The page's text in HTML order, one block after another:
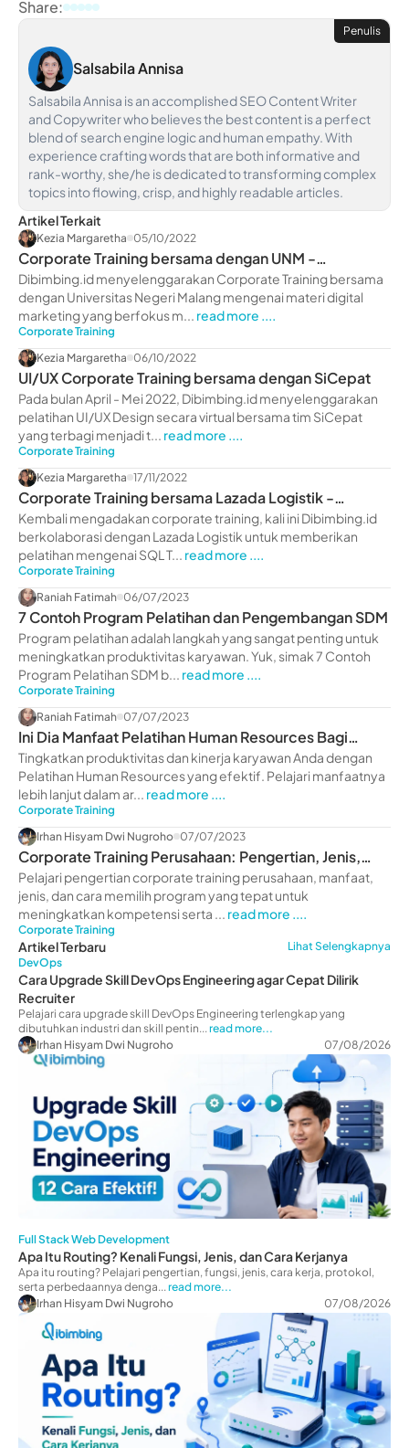
Share:
Penulis
Salsabila Annisa
Salsabila Annisa is an accomplished SEO Content Writer
and Copywriter who believes the best content is a perfect
blend of search engine logic and human empathy. With
experience crafting words that are both informative and
rank-worthy, she/he is dedicated to transforming complex
topics into flowing, crisp, and highly readable articles.
Artikel Terkait
Kezia Margaretha 05/10/2022
Corporate Training bersama dengan UNM -
dibimbing.id
Dibimbing.id menyelenggarakan Corporate Training bersama
dengan Universitas Negeri Malang mengenai materi digital
marketing yang berfokus m...
read more ....
Corporate Training
Kezia Margaretha 06/10/2022
UI/UX Corporate Training bersama dengan SiCepat
Pada bulan April - Mei 2022, Dibimbing.id menyelenggarakan
pelatihan UI/UX Design secara virtual bersama tim SiCepat
yang terbagi menjadi t...
read more ....
Corporate Training
Kezia Margaretha 17/11/2022
Corporate Training bersama Lazada Logistik -
dibimbing.id
Kembali mengadakan corporate training, kali ini Dibimbing.id
berkolaborasi dengan Lazada Logistik untuk memberikan
pelatihan mengenai SQL T...
read more ....
Corporate Training
Raniah Fatimah 06/07/2023
7 Contoh Program Pelatihan dan Pengembangan SDM
Program pelatihan adalah langkah yang sangat penting untuk
meningkatkan produktivitas karyawan. Yuk, simak 7 Contoh
Program Pelatihan SDM b...
read more ....
Corporate Training
Raniah Fatimah 07/07/2023
Ini Dia Manfaat Pelatihan Human Resources Bagi
Perusahaan
Tingkatkan produktivitas dan kinerja karyawan Anda dengan
Pelatihan Human Resources yang efektif. Pelajari manfaatnya
lebih lanjut dalam ar...
read more ....
Corporate Training
Irhan Hisyam Dwi Nugroho 07/07/2023
Corporate Training Perusahaan: Pengertian, Jenis,
Manfaat
Pelajari pengertian corporate training perusahaan, manfaat,
jenis, dan cara memilih program yang tepat untuk
meningkatkan kompetensi serta ...
read more ....
Corporate Training
Artikel Terbaru
Lihat Selengkapnya
DevOps
Cara Upgrade Skill DevOps Engineering agar Cepat Dilirik
Recruiter
Pelajari cara upgrade skill DevOps Engineering terlengkap yang
dibutuhkan industri dan skill pentin... read more...
Irhan Hisyam Dwi Nugroho
07/08/2026
Full Stack Web Development
Apa Itu Routing? Kenali Fungsi, Jenis, dan Cara Kerjanya
Apa itu routing? Pelajari pengertian, fungsi, jenis, cara kerja, protokol,
serta perbedaannya denga... read more...
Irhan Hisyam Dwi Nugroho
07/08/2026